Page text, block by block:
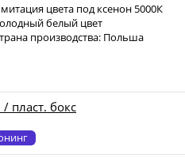
цвета под ксенон 5000К
белый цвет
производства: Польша
пласт. бокс